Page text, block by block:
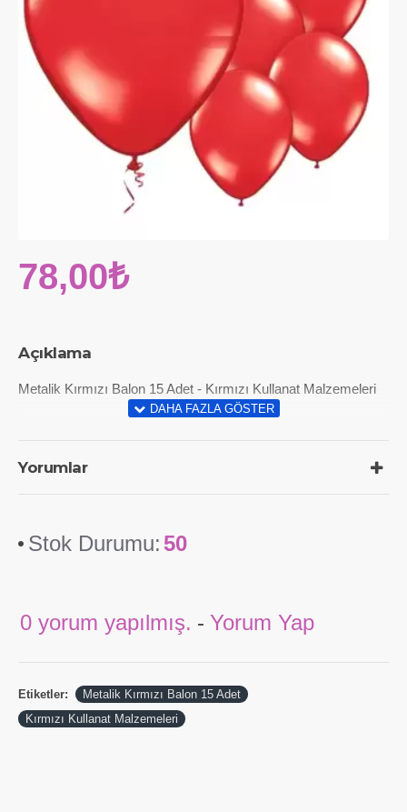
Açıklama
Metalik Kırmızı Balon 15 Adet - Kırmızı Kullanat Malzemeleri
Yorumlar
Stok Durumu: 50
0 yorum yapılmış. - Yorum Yap
78,00₺
Etiketler:
Metalik Kırmızı Balon 15 Adet
Kırmızı Kullanat Malzemeleri